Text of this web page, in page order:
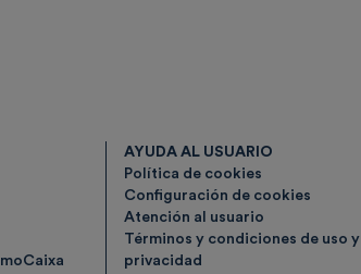
AYUDA AL USUARIO
Política de cookies
Configuración de cookies
Atención al usuario
Términos y condiciones de uso y
privacidad